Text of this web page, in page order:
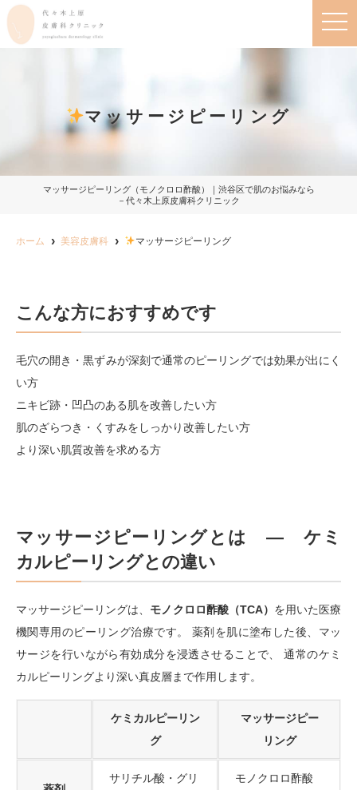
t
o
i
マッサージピーリング
マッサージピーリング（モノクロロ酢酸）｜渋谷区で肌のお悩みなら
－代々木上原皮膚科クリニック
ホーム 美容皮膚科 マッサージピーリング
こんな方におすすめです
毛穴の開き・黒ずみが深刻で通常のピーリングでは効果が出にく
い方
ニキビ跡・凹凸のある肌を改善したい方
肌のざらつき・くすみをしっかり改善したい方
より深い肌質改善を求める方
マッサージピーリングとは — ケミ
カルピーリングとの違い
マッサージピーリングは、 モノクロロ酢酸（TCA） を用いた医療
機関専用のピーリング治療です。 薬剤を肌に塗布した後、マッ
サージを行いながら有効成分を浸透させることで、 通常のケミ
カルピーリングより深い真皮層まで作用します。
ケミカルピーリン
グ
マッサージピー
リング
サリチル酸・グリ
モノクロロ酢酸